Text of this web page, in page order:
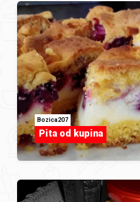
Bozica207
Pita od kupina